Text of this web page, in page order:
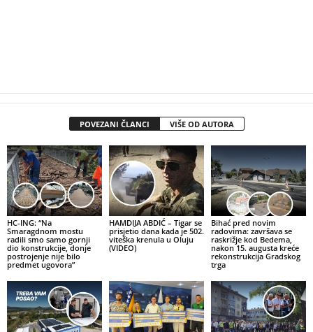
POVEZANI ČLANCI VIŠE OD AUTORA
HC-ING: “Na
Smaragdnom mostu
radili smo samo gornji
dio konstrukcije, donje
postrojenje nije bilo
predmet ugovora”
HAMDIJA ABDIĆ – Tigar se
prisjetio dana kada je 502.
viteška krenula u Oluju
(VIDEO)
Bihać pred novim
radovima: završava se
raskrižje kod Bedema,
nakon 15. augusta kreće
rekonstrukcija Gradskog
trga